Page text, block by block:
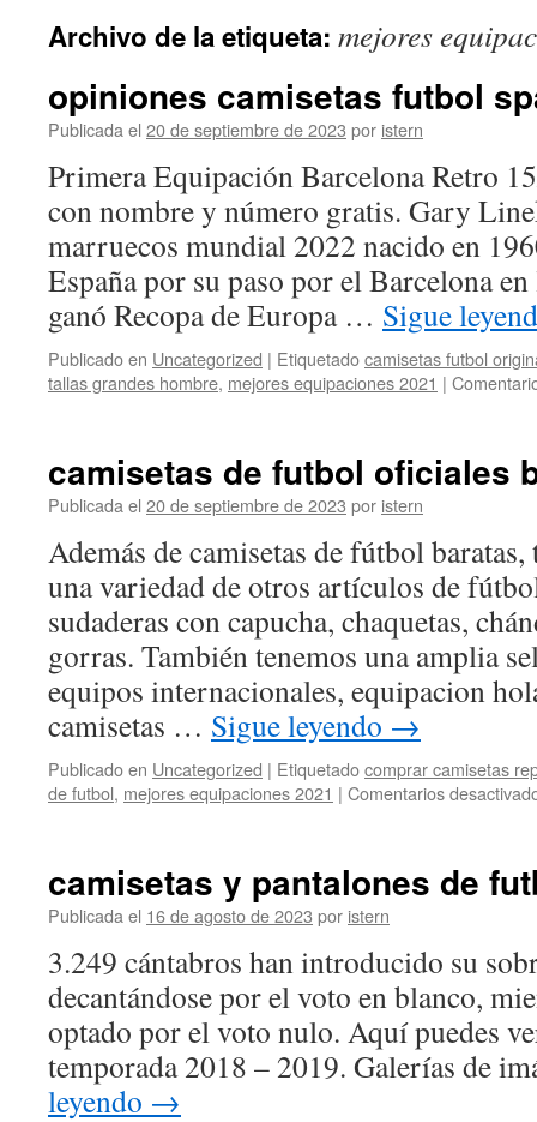
contenido
Archivo de la etiqueta: mejores
opiniones camisetas futbol
Publicada el 20 de septiembre de 2023 por istern
Primera Equipación Barcelona Retro
con nombre y número gratis. Gary
marruecos mundial 2022 nacido en
España por su paso por el Barcelona
ganó Recopa de Europa … Sigue
Publicado en Uncategorized | Etiquetadocamisetas futbol
tallas grandes hombre, mejores equipaciones 2021 |
camisetas de futbol oficiales
Publicada el 20 de septiembre de 2023 por istern
Además de camisetas de fútbol
una variedad de otros artículos de
sudaderas con capucha, chaquetas,
gorras. También tenemos una amplia
equipos internacionales, equipacion
camisetas … Sigue leyendo →
Publicado en Uncategorized | Etiquetadocomprar camisetas
de futbol, mejores equipaciones 2021 | Comentarios
camisetas y pantalones de
Publicada el 16 de agosto de 2023 por istern
3.249 cántabros han introducido su
decantándose por el voto en blanco,
optado por el voto nulo. Aquí puedes
temporada 2018 – 2019. Galerías de
leyendo →